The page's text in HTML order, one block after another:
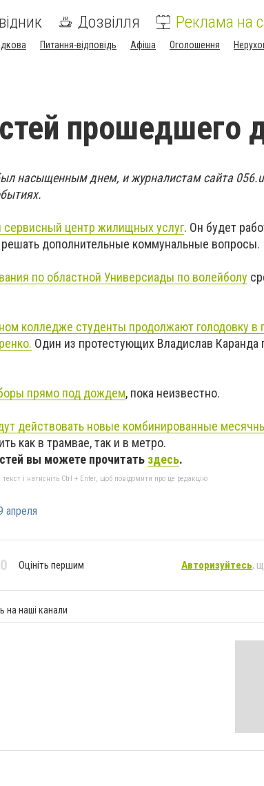
Дозвілля Реклама на
Питання-відповідь Афіша Оголошення
прошедшего
насыщенным днем, и журналистам сайта
центр жилищных услуг. Он будет
дополнительные коммунальные вопросы.
по областной Универсиады по волейболу
колледже студенты продолжают голодовку в
Один из протестующих Владислав Каранда
прямо под дождем, пока неизвестно.
действовать новые комбинированные
как в трамвае, так и в метро.
вы можете прочитать здесь.
і натисніть Ctrl + Enter, щоб повідомити про це редакцію
апреля
Оцініть першим Авторизуйтесь,
на наші канали